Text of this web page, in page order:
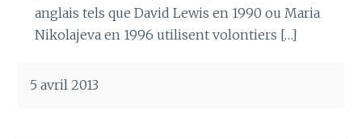
anglais tels que David Lewis en 1990 ou Maria
Nikolajeva en 1996 utilisent volontiers […]
5 avril 2013